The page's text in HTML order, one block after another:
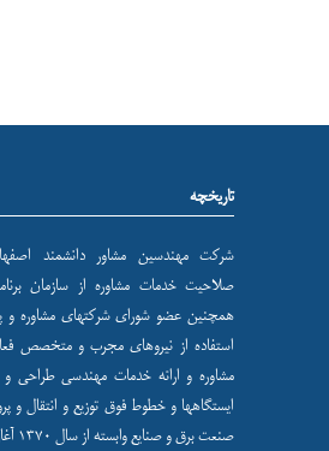
تاریخچه
شركت مهندسين مشاور دانشمند
صلاحیت خدمات مشاوره از سازمان
همچنین عضو شورای شركتهای مشاوره و
استفاده از نيروهای مجرب و متخصص
مشاوره و ارائه خدمات مهندسی طراحی
ايستگاهها و خطوط فوق توزيع و انتقال و
صنعت برق و صنايع وابسته از سال ۱۳۷۰ آغاز نموده است.